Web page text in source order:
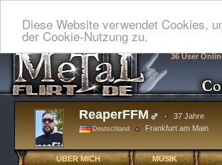
Diese Website verwendet Cookies,
der Cookie-Nutzung zu.
36 User
ReaperFFM 37 Jahre
Deutschland Frankfurt am Main
ÜBER MICH MUSIK